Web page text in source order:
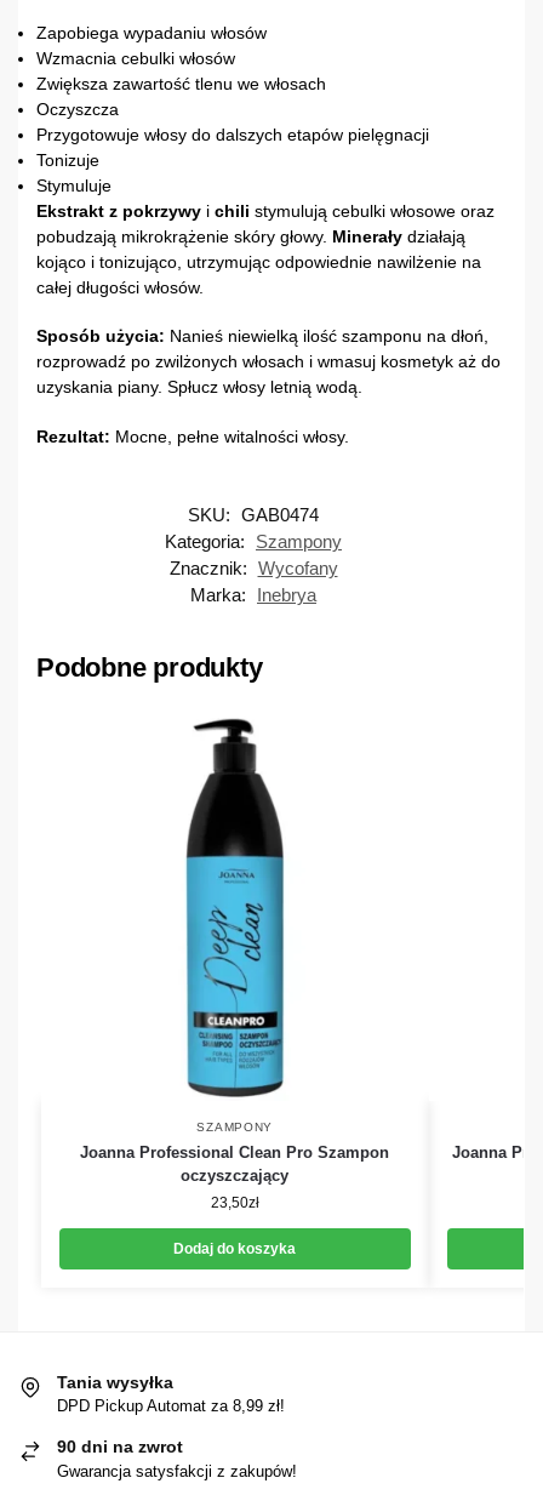
Zapobiega wypadaniu włosów
Wzmacnia cebulki włosów
Zwiększa zawartość tlenu we włosach
Oczyszcza
Przygotowuje włosy do dalszych etapów pielęgnacji
Tonizuje
Stymuluje
Ekstrakt z pokrzywy i chili stymulują cebulki włosowe oraz
pobudzają mikrokrążenie skóry głowy. Minerały działają
kojąco i tonizująco, utrzymując odpowiednie nawilżenie na
całej długości włosów.
Sposób użycia: Nanieś niewielką ilość szamponu na dłoń,
rozprowadź po zwilżonych włosach i wmasuj kosmetyk aż do
uzyskania piany. Spłucz włosy letnią wodą.
Rezultat: Mocne, pełne witalności włosy.
SKU: GAB0474
Kategoria:
Szampony
Znacznik: Wycofany
Marka:
Inebrya
Podobne produkty
SZAMPONY
Joanna Professional Clean Pro Szampon
oczyszczający
23,50zł
Dodaj do koszyka
Joanna
Tania wysyłka
DPD Pickup Automat za 8,99 zł!
90 dni na zwrot
Gwarancja satysfakcji z zakupów!